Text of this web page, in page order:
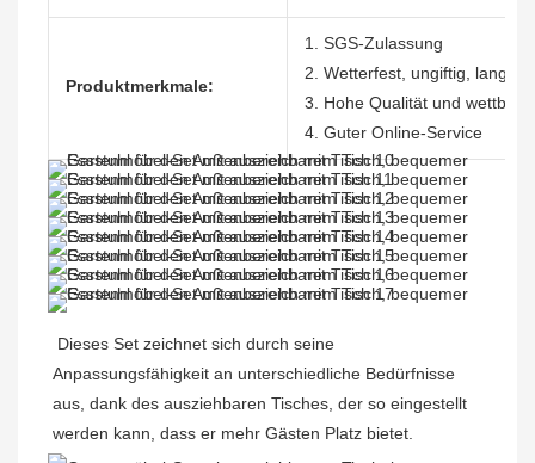
Produktmerkmale:
1. SGS-Zulassung
2. Wetterfest, ungiftig,
3. Hohe Qualität und
4. Guter Online-Service
Dieses Set zeichnet sich durch seine
Anpassungsfähigkeit an unterschiedliche Bedürfnisse
aus, dank des ausziehbaren Tisches, der so eingestellt
werden kann, dass er mehr Gästen Platz bietet.